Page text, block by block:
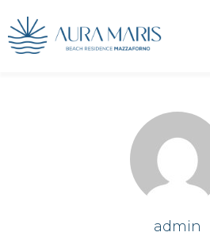
admin